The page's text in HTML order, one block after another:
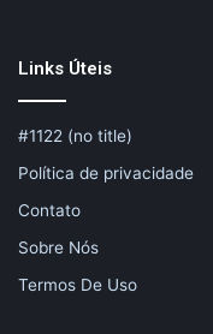
Links Úteis
#1122 (no title)
Política de privacidade
Contato
Sobre Nós
Termos De Uso